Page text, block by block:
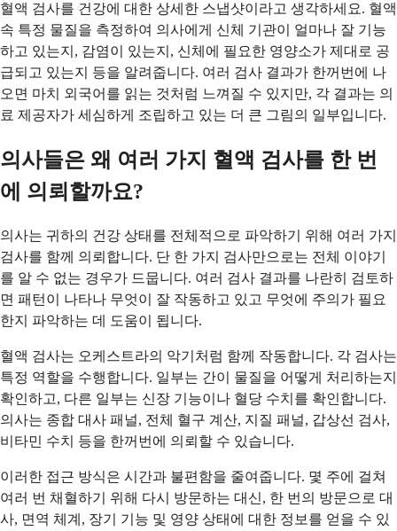
혈액 검사를 건강에 대한 상세한 스냅샷이라고 생각하세요. 혈액
속 특정 물질을 측정하여 의사에게 신체 기관이 얼마나 잘 기능
하고 있는지, 감염이 있는지, 신체에 필요한 영양소가 제대로 공
급되고 있는지 등을 알려줍니다. 여러 검사 결과가 한꺼번에 나
오면 마치 외국어를 읽는 것처럼 느껴질 수 있지만, 각 결과는 의
료 제공자가 세심하게 조립하고 있는 더 큰 그림의 일부입니다.
의사들은 왜 여러 가지 혈액 검사를 한 번
에 의뢰할까요?
의사는 귀하의 건강 상태를 전체적으로 파악하기 위해 여러 가지
검사를 함께 의뢰합니다. 단 한 가지 검사만으로는 전체 이야기
를 알 수 없는 경우가 드뭅니다. 여러 검사 결과를 나란히 검토하
면 패턴이 나타나 무엇이 잘 작동하고 있고 무엇에 주의가 필요
한지 파악하는 데 도움이 됩니다.
혈액 검사는 오케스트라의 악기처럼 함께 작동합니다. 각 검사는
특정 역할을 수행합니다. 일부는 간이 물질을 어떻게 처리하는지
확인하고, 다른 일부는 신장 기능이나 혈당 수치를 확인합니다.
의사는 종합 대사 패널, 전체 혈구 계산, 지질 패널, 갑상선 검사,
비타민 수치 등을 한꺼번에 의뢰할 수 있습니다.
이러한 접근 방식은 시간과 불편함을 줄여줍니다. 몇 주에 걸쳐
여러 번 채혈하기 위해 다시 방문하는 대신, 한 번의 방문으로 대
사, 면역 체계, 장기 기능 및 영양 상태에 대한 정보를 얻을 수 있